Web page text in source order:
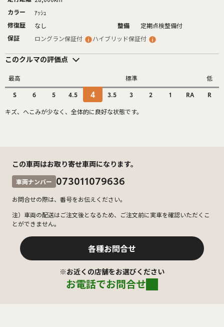
カラー
ｱｯｼｭ
修復歴
なし 整備
定期点検整備付
保証
ロングラン保証付 ハイブリッド保証付
このクルマの評価点
最高 標準 低
S 6 5 4.5 4 3.5 3 2 1 RA R
キズ、へこみが少なく、全体的に良好な状態です。
この車両はお取り寄せ車両になります。
車両ナンバー 073011079636
お問合せの際は、番号をお伝えください。
注）車両の配送はご注文後となるため、ご注文前に実車を確認いただくこ
とができません。
各種お問合せ
※お近くの店舗をお選びください
お電話でお問合せ